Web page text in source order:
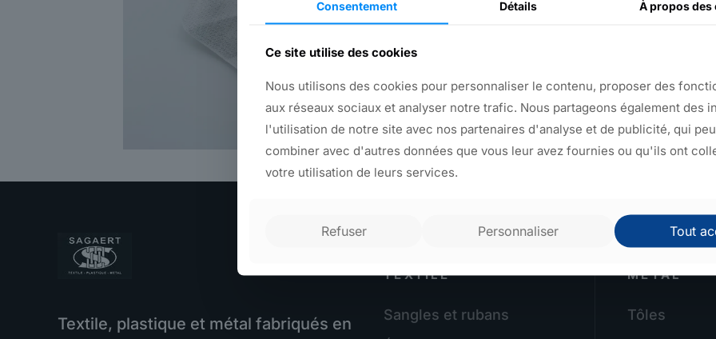
Textile, plastique et métal fabriqués en
TEXTILE
Sangles et rubans
MÉTAL
Tôles
Consentement Détails À proposdes
Ce site utilise des cookies
Nous utilisons des cookies pour personnaliser le contenu, proposer des
aux réseaux sociaux et analyser notre trafic. Nous partageons également des
l'utilisation de notre site avec nos partenaires d'analyse et de publicité, qui
combiner avec d'autres données que vous leur avez fournies ou qu'ils ont
votre utilisation de leurs services.
Refuser Personnaliser Tout